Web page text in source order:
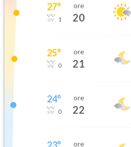
27°
1
ore
20
25°
0
ore
21
24°
0
ore
22
ore